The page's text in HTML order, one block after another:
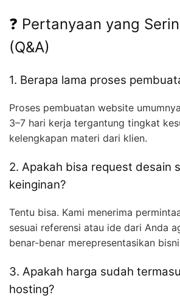
❓ Pertanyaan yang
(Q&A)
1. Berapa lama proses
Proses pembuatan website
3–7 hari kerja tergantung tingkat
kelengkapan materi dari klien.
2. Apakah bisa request desain
keinginan?
Tentu bisa. Kami menerima
sesuai referensi atau ide dari Anda
benar-benar merepresentasikan
3. Apakah harga sudah
hosting?